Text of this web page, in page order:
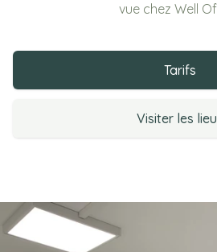
vue chez Well
Tarifs
Visiter les